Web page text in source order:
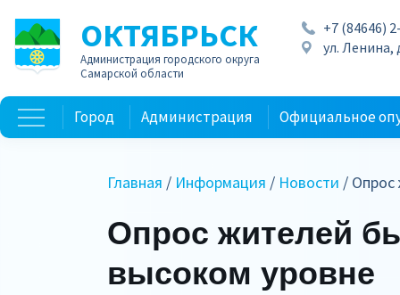
ОКТЯБРЬСК
Администрация городского округа
Самарской области
+7 (84646)
ул. Ленина,
Город Администрация Официальное
Главная / Информация / Новости / Опрос
Опрос жителей
высоком уровне